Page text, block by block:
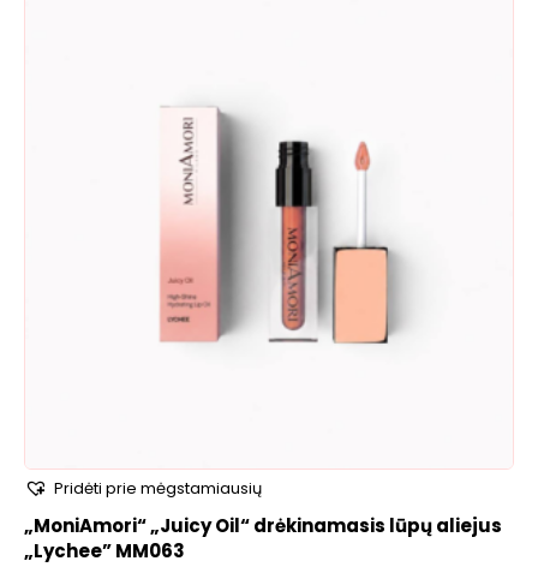
Pridėti prie mėgstamiausių
„MoniAmori“ „Juicy Oil“ drėkinamasis lūpų aliejus
„Lychee” MM063